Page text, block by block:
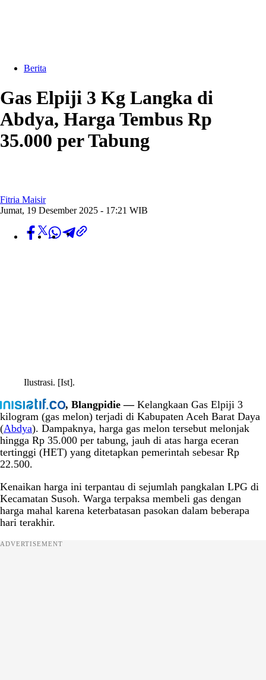
Berita
Gas Elpiji 3 Kg Langka di
Abdya, Harga Tembus Rp
35.000 per Tabung
Fitria Maisir
Jumat, 19 Desember 2025 - 17:21 WIB
Ilustrasi. [Ist].
, Blangpidie —Kelangkaan Gas Elpiji 3
kilogram (gas melon) terjadi di Kabupaten Aceh Barat Daya
(Abdya). Dampaknya, harga gas melon tersebut melonjak
hingga Rp 35.000 per tabung, jauh di atas harga eceran
tertinggi (HET) yang ditetapkan pemerintah sebesar Rp
22.500.
Kenaikan harga ini terpantau di sejumlah pangkalan LPG di
Kecamatan Susoh. Warga terpaksa membeli gas dengan
harga mahal karena keterbatasan pasokan dalam beberapa
hari terakhir.
ADVERTISEMENT